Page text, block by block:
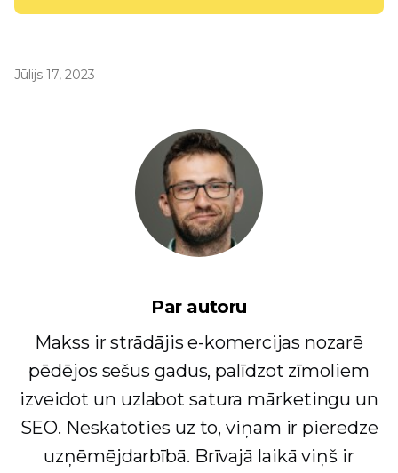
Jūlijs 17, 2023
Par autoru
Makss ir strādājis e-komercijas nozarē
pēdējos sešus gadus, palīdzot zīmoliem
izveidot un uzlabot satura mārketingu un
SEO. Neskatoties uz to, viņam ir pieredze
uzņēmējdarbībā. Brīvajā laikā viņš ir